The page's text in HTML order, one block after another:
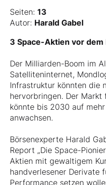
Seiten: 13
Autor: Harald Gabel
3 Space-Aktien vor dem
Der Milliarden-Boom im
Satelliteninternet,
Infrastruktur könnten die
hervorbringen. Der
könnte bis 2030 auf
anwachsen.
Börsenexperte Harald
Report „Die Space-
Aktien mit gewaltigem
handverlesener Derivate
Performance setzen